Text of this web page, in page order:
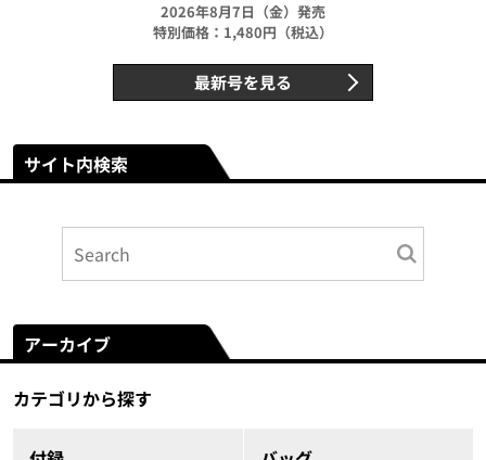
2026年8月7日（金）発売
特別価格：1,480円（税込）
最新号を見る
サイト内検索
アーカイブ
カテゴリから探す